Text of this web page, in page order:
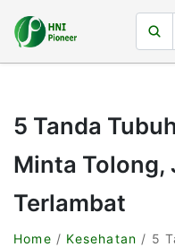
5 Tanda
Minta Tolong,
Terlambat
Home / Kesehatan / 5